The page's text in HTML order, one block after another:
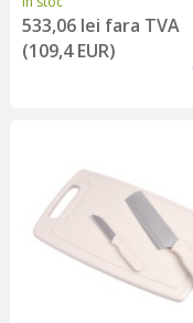
533,06 lei fara TVA
(109,4 EUR)